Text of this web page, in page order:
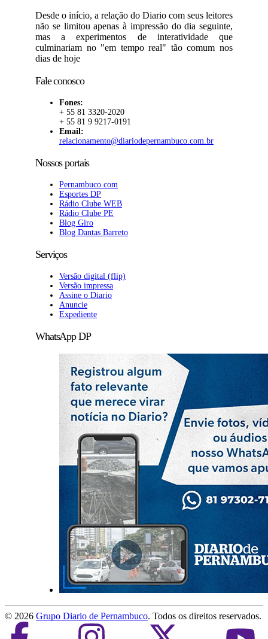
Desde o início, a relação do Diario com seus leitores
não se limitou apenas à impressão do dia seguinte,
mas a experimentos de interatividade que
culminariam no "em tempo real" tão comum nos
dias de hoje
Fale conosco
Fones:
+ 55 81 3320-2020
+ 55 81 9 9217-0191
Email:
relacionamento@diariodepernambuco.com.br
Nossos portais
Pernambuco.com
Esportes DP
Rádio Clube WEB
Rádio Clube PE
Blog Giro
Blog Dantas Barreto
Serviços
Versão digital (flip)
Versão impressa
Assine o Diario
Anuncie
Expediente
WhatsApp DP
© 2026 Grupo Diario de Pernambuco. Todos os direitos reservados.